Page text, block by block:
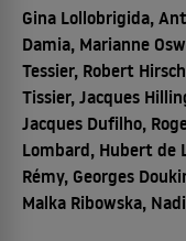
Gina Lollobrigida,
Damia, Marianne
Tessier, Robert
Tissier, Jacques
Jacques Dufilho,
Lombard, Hubert de
Rémy, Georges
Malka Ribowska,